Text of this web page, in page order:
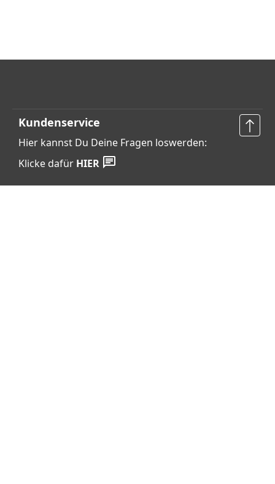
Kundenservice
Hier kannst Du Deine Fragen loswerden:
Klicke dafür HIER